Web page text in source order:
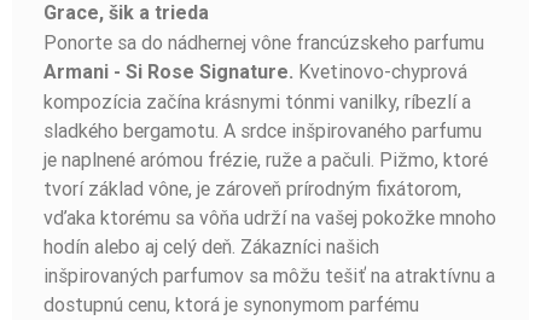
Grace, šik a trieda
Ponorte sa do nádhernej vône francúzskeho parfumu
Armani - Si Rose Signature. Kvetinovo-chyprová
kompozícia začína krásnymi tónmi vanilky, ríbezlí a
sladkého bergamotu. A srdce inšpirovaného parfumu
je naplnené arómou frézie, ruže a pačuli. Pižmo, ktoré
tvorí základ vône, je zároveň prírodným fixátorom,
vďaka ktorému sa vôňa udrží na vašej pokožke mnoho
hodín alebo aj celý deň. Zákazníci našich
inšpirovaných parfumov sa môžu tešiť na atraktívnu a
dostupnú cenu, ktorá je synonymom parfému
BUĎTE PRVÝ, KTO NAPÍŠE RECENZIU!